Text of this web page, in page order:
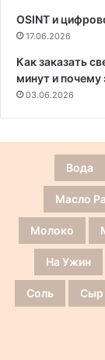
OSINT и
17.06.2026
Как заказать
минут и почему
03.06.2026
Вода
Масло
Молоко
На Ужин
Соль Сыр